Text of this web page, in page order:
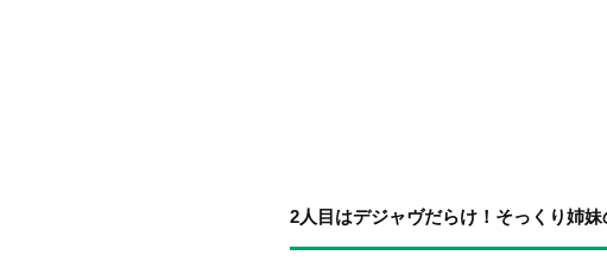
2人目はデジャヴだらけ！そっくり姉